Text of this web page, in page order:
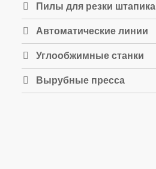
Пилы для резки штапика
Автоматические линии
Углообжимные станки
Вырубные пресса